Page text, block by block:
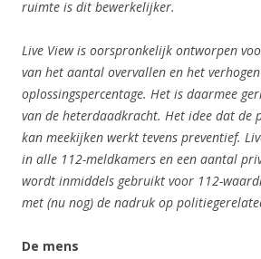
ruimte is dit bewerkelijker.
Live View is oorspronkelijk ontworpen
van het aantal overvallen en het
oplossingspercentage. Het is daarmee
van de heterdaadkracht. Het idee dat de
kan meekijken werkt tevens preventief.
in alle 112-meldkamers en een aantal
wordt inmiddels gebruikt voor 112-
met (nu nog) de nadruk op
De mens